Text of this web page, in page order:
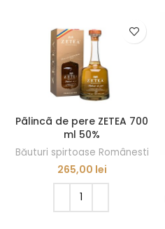
Pãlincã de pere ZETEA 700
ml 50%
Băuturi spirtoase Românesti
265,00 lei